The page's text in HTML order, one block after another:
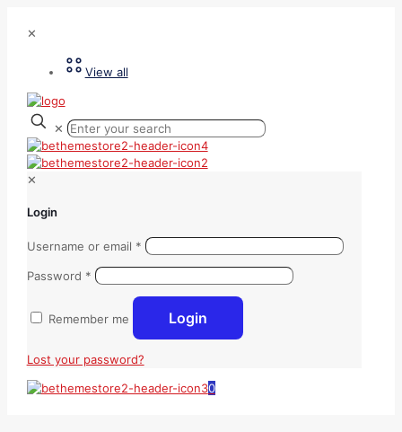
✕
View all
✕
✕
Login
Username or email *
Password *
Remember me Login
Lost your password?
0